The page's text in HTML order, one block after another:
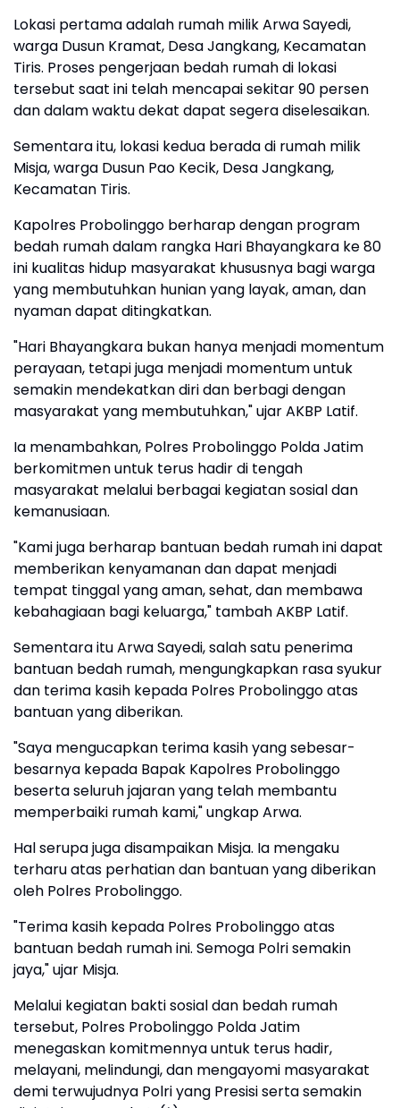
Lokasi pertama adalah rumah milik Arwa Sayedi,
warga Dusun Kramat, Desa Jangkang, Kecamatan
Tiris. Proses pengerjaan bedah rumah di lokasi
tersebut saat ini telah mencapai sekitar 90 persen
dan dalam waktu dekat dapat segera diselesaikan.
Sementara itu, lokasi kedua berada di rumah milik
Misja, warga Dusun Pao Kecik, Desa Jangkang,
Kecamatan Tiris.
Kapolres Probolinggo berharap dengan program
bedah rumah dalam rangka Hari Bhayangkara ke 80
ini kualitas hidup masyarakat khususnya bagi warga
yang membutuhkan hunian yang layak, aman, dan
nyaman dapat ditingkatkan.
"Hari Bhayangkara bukan hanya menjadi momentum
perayaan, tetapi juga menjadi momentum untuk
semakin mendekatkan diri dan berbagi dengan
masyarakat yang membutuhkan," ujar AKBP Latif.
Ia menambahkan, Polres Probolinggo Polda Jatim
berkomitmen untuk terus hadir di tengah
masyarakat melalui berbagai kegiatan sosial dan
kemanusiaan.
"Kami juga berharap bantuan bedah rumah ini dapat
memberikan kenyamanan dan dapat menjadi
tempat tinggal yang aman, sehat, dan membawa
kebahagiaan bagi keluarga," tambah AKBP Latif.
Sementara itu Arwa Sayedi, salah satu penerima
bantuan bedah rumah, mengungkapkan rasa syukur
dan terima kasih kepada Polres Probolinggo atas
bantuan yang diberikan.
"Saya mengucapkan terima kasih yang sebesar-
besarnya kepada Bapak Kapolres Probolinggo
beserta seluruh jajaran yang telah membantu
memperbaiki rumah kami," ungkap Arwa.
Hal serupa juga disampaikan Misja. Ia mengaku
terharu atas perhatian dan bantuan yang diberikan
oleh Polres Probolinggo.
"Terima kasih kepada Polres Probolinggo atas
bantuan bedah rumah ini. Semoga Polri semakin
jaya," ujar Misja.
Melalui kegiatan bakti sosial dan bedah rumah
tersebut, Polres Probolinggo Polda Jatim
menegaskan komitmennya untuk terus hadir,
melayani, melindungi, dan mengayomi masyarakat
demi terwujudnya Polri yang Presisi serta semakin